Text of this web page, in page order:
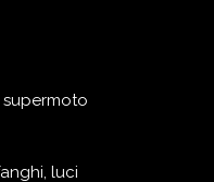
supermoto
luci